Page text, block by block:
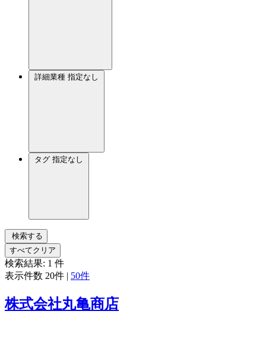
詳細業種 指定なし
タグ 指定なし
検索する
すべてクリア
検索結果: 1 件
表示件数 20件 | 50件
株式会社丸亀商店